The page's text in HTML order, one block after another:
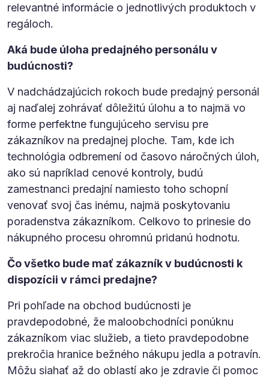
relevantné informácie o jednotlivých produktoch v
regáloch.
Aká bude úloha predajného personálu v
budúcnosti?
V nadchádzajúcich rokoch bude predajný personál
aj naďalej zohrávať dôležitú úlohu a to najmä vo
forme perfektne fungujúceho servisu pre
zákazníkov na predajnej ploche. Tam, kde ich
technológia odbremení od časovo náročných úloh,
ako sú napríklad cenové kontroly, budú
zamestnanci predajní namiesto toho schopní
venovať svoj čas inému, najmä poskytovaniu
poradenstva zákazníkom. Celkovo to prinesie do
nákupného procesu ohromnú pridanú hodnotu.
Čo všetko bude mať zákazník v budúcnosti k
dispozícii v rámci predajne?
Pri pohľade na obchod budúcnosti je
pravdepodobné, že maloobchodníci ponúknu
zákazníkom viac služieb, a tieto pravdepodobne
prekročia hranice bežného nákupu jedla a potravín.
Môžu siahať až do oblastí ako je zdravie či pomoc